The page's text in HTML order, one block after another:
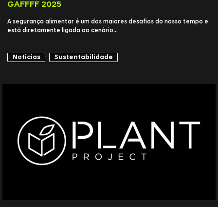
GAFFFF 2025
Notícias , Sustentabilidade
A segurança alimentar é um dos maiores desafios do nosso tempo e
está diretamente ligada ao cenário...